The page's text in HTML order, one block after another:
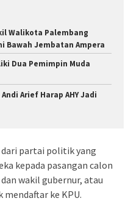
Walikota Palembang
Bawah Jembatan Ampera
Dua Pemimpin Muda
Arief Harap AHY Jadi
partai politik yang
kepada pasangan calon
wakil gubernur, atau
ke KPU.